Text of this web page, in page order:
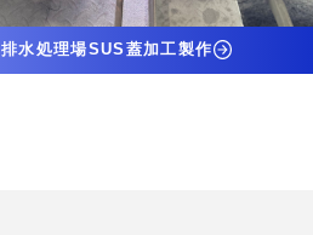
排水処理場SUS蓋加工製作